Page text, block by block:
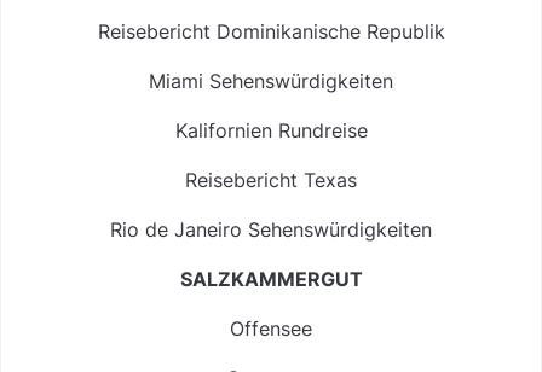
Reisebericht Dominikanische Republik
Miami Sehenswürdigkeiten
Kalifornien Rundreise
Reisebericht Texas
Rio de Janeiro Sehenswürdigkeiten
SALZKAMMERGUT
Offensee